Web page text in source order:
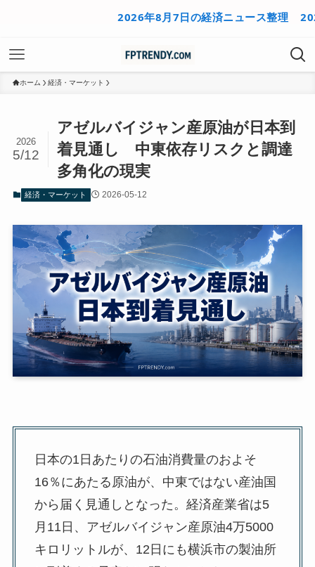
2026年8月7日の経済ニュース整理 2026年8
ホーム 経済・マーケット
アゼルバイジャン産原油が日本到
着見通し 中東依存リスクと調達
多角化の現実
2026
5/12
経済・マーケット 2026-05-12
日本の1日あたりの石油消費量のおよそ
16％にあたる原油が、中東ではない産油国
から届く見通しとなった。経済産業省は5
月11日、アゼルバイジャン産原油4万5000
キロリットルが、12日にも横浜市の製油所